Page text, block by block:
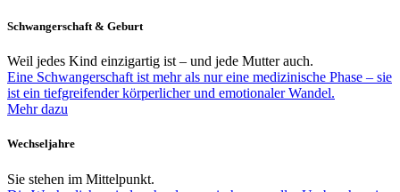
Schwangerschaft & Geburt
Weil jedes Kind einzigartig ist – und jede Mutter auch.
Eine Schwangerschaft ist mehr als nur eine medizinische Phase – sie
ist ein tiefgreifender körperlicher und emotionaler Wandel.
Mehr dazu
Wechseljahre
Sie stehen im Mittelpunkt.